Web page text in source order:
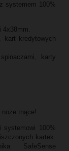
systemem 100%
4x38mm.
kart kredytowych
karty
tnące!
systemowi 100%
kartek.
SafeSense